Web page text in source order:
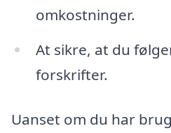
omkostninger.
At sikre, at du
forskrifter.
Uanset om du har